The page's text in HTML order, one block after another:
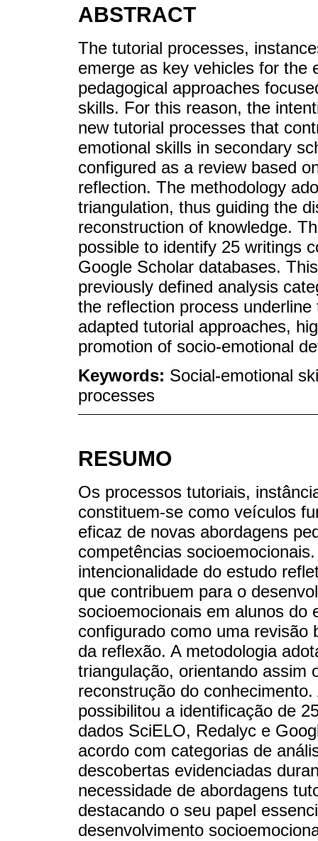
ABSTRACT
The tutorial processes,
emerge as key vehicles for the
pedagogical approaches
skills. For this reason, the
new tutorial processes that
emotional skills in secondary
configured as a review based
reflection. The methodology
triangulation, thus guiding the
reconstruction of knowledge.
possible to identify 25 writings
Google Scholar databases.
previously defined analysis
the reflection process
adapted tutorial approaches,
promotion of socio-emotional
Keywords: Social-emotional
processes
RESUMO
Os processos tutoriais,
constituem-se como veículos
eficaz de novas abordagens
competências
intencionalidade do estudo
que contribuem para o
socioemocionais em alunos do
configurado como uma revisão
da reflexão. A metodologia
triangulação, orientando assim
reconstrução do
possibilitou a identificação de
dados SciELO, Redalyc e
acordo com categorias de
descobertas evidenciadas
necessidade de abordagens
destacando o seu papel
desenvolvimento